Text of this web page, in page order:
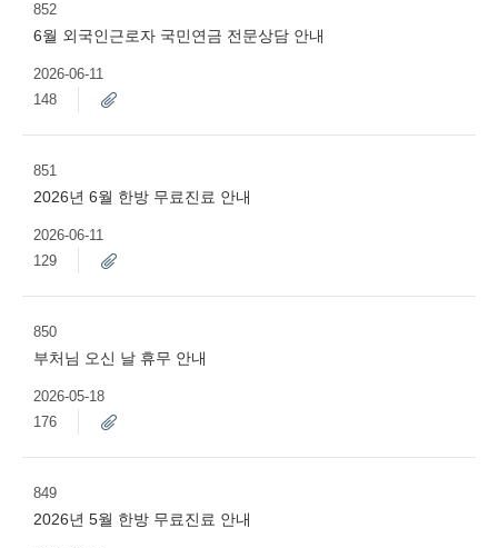
852
6월 외국인근로자 국민연금 전문상담 안내
2026-06-11
148
851
2026년 6월 한방 무료진료 안내
2026-06-11
129
850
부처님 오신 날 휴무 안내
2026-05-18
176
849
2026년 5월 한방 무료진료 안내